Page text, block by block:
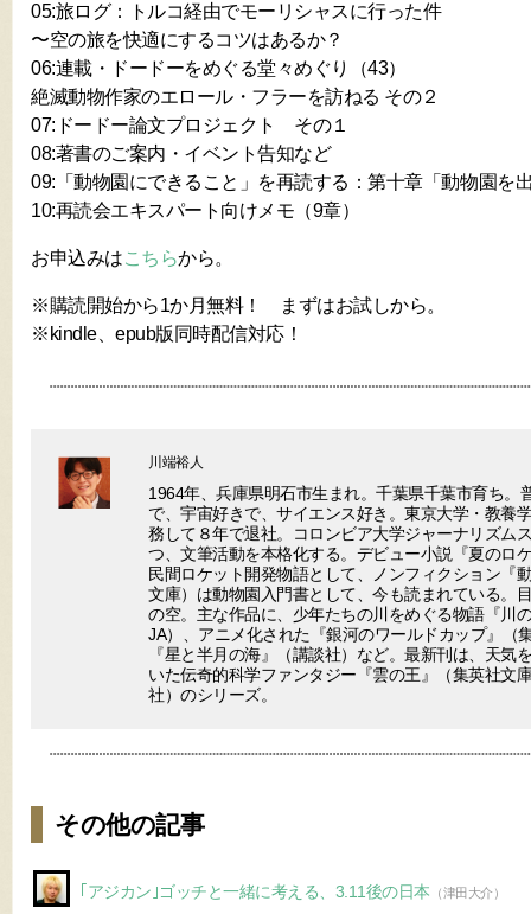
05:旅ログ：トルコ経由でモーリシャスに行った件
〜空の旅を快適にするコツはあるか？
06:連載・ドードーをめぐる堂々めぐり（43）
絶滅動物作家のエロール・フラーを訪ねる その２
07:ドードー論文プロジェクト その１
08:著書のご案内・イベント告知など
09:「動物園にできること」を再読する：第十章「動物園
10:再読会エキスパート向けメモ（9章）
お申込みはこちらから。
※購読開始から1か月無料！ まずはお試しから。
※kindle、epub版同時配信対応！
川端裕人
1964年、兵庫県明石市生まれ。千葉県千葉市育ち。
で、宇宙好きで、サイエンス好き。東京大学・教養
務して８年で退社。コロンビア大学ジャーナリズム
つ、文筆活動を本格化する。デビュー小説『夏のロ
民間ロケット開発物語として、ノンフィクション『
文庫）は動物園入門書として、今も読まれている。
の空。主な作品に、少年たちの川をめぐる物語『川
JA）、アニメ化された『銀河のワールドカップ』（
『星と半月の海』（講談社）など。最新刊は、天気
いた伝奇的科学ファンタジー『雲の王』（集英社文
社）のシリーズ。
その他の記事
｢アジカン｣ゴッチと一緒に考える、3.11後の日本 （津田大介）